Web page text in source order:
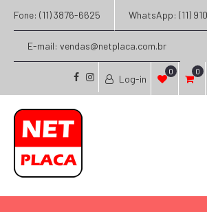
Fone: (11) 3876-6625 WhatsApp: (11)
E-mail: vendas@netplaca.com.br
facebook
instagram
Log-in
0 0